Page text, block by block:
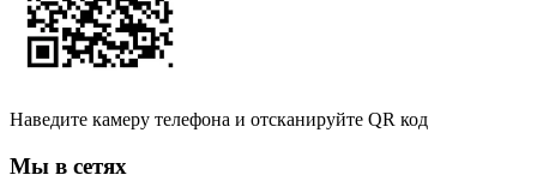
Наведите камеру телефона и отсканируйте QR код
Мы в сетях